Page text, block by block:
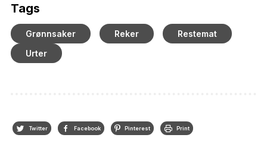
Tags
Grønnsaker Reker
Restemat
Urter
Twitter Facebook Pinterest Print